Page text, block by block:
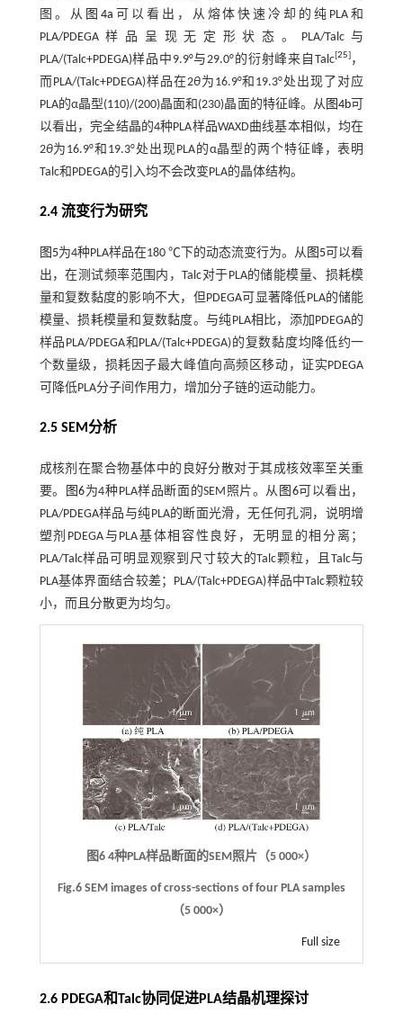
图。从 图4a 可以看出，从熔体快速冷却的纯PLA和
PLA/PDEGA样品呈现无定形状态。PLA/Talc与
PLA/(Talc+PDEGA)样品中9.9°与29.0°的衍射峰来自Talc[ 25 ，
而PLA/(Talc+PDEGA)样品在2θ为16.9°和19.3°处出现了对应
PLA的α晶型(110)/(200)晶面和(230)晶面的特征峰。从 图4b可
以看出，完全结晶的4种PLA样品WAXD曲线基本相似，均在
2θ为16.9°和19.3°处出现PLA的α晶型的两个特征峰，表明
Talc和PDEGA的引入均不会改变PLA的晶体结构。
2.4 流变行为研究
图5为4种PLA样品在180 ℃下的动态流变行为。从 图5可以看
出，在测试频率范围内，Talc对于PLA的储能模量、损耗模
量和复数黏度的影响不大，但PDEGA可显著降低PLA的储能
模量、损耗模量和复数黏度。与纯PLA相比，添加PDEGA的
样品PLA/PDEGA和PLA/(Talc+PDEGA)的复数黏度均降低约一
个数量级，损耗因子最大峰值向高频区移动，证实PDEGA
可降低PLA分子间作用力，增加分子链的运动能力。
2.5 SEM分析
成核剂在聚合物基体中的良好分散对于其成核效率至关重
要。
图6为4种PLA样品断面的SEM照片。从 图6可以看出，
PLA/PDEGA样品与纯PLA的断面光滑，无任何孔洞，说明增
塑剂PDEGA与PLA基体相容性良好，无明显的相分离；
PLA/Talc样品可明显观察到尺寸较大的Talc颗粒，且Talc与
PLA基体界面结合较差；PLA/(Talc+PDEGA)样品中Talc颗粒较
小，而且分散更为均匀。
图6 4种PLA样品断面的SEM照片（5 000×）
Fig.6 SEM images of cross-sections of four PLA samples
（5 000×）
Full size
2.6 PDEGA和Talc协同促进PLA结晶机理探讨